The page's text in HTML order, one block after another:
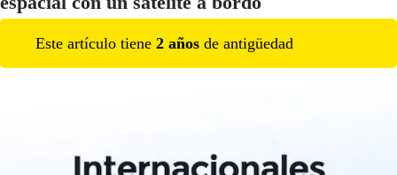
Este artículo tiene 2 años de antigüedad